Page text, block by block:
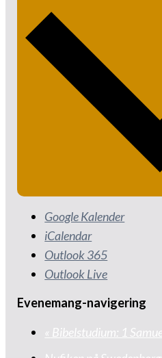
Google Kalender
iCalendar
Outlook 365
Outlook Live
Evenemang-navigering
« Bibelstudium: 1